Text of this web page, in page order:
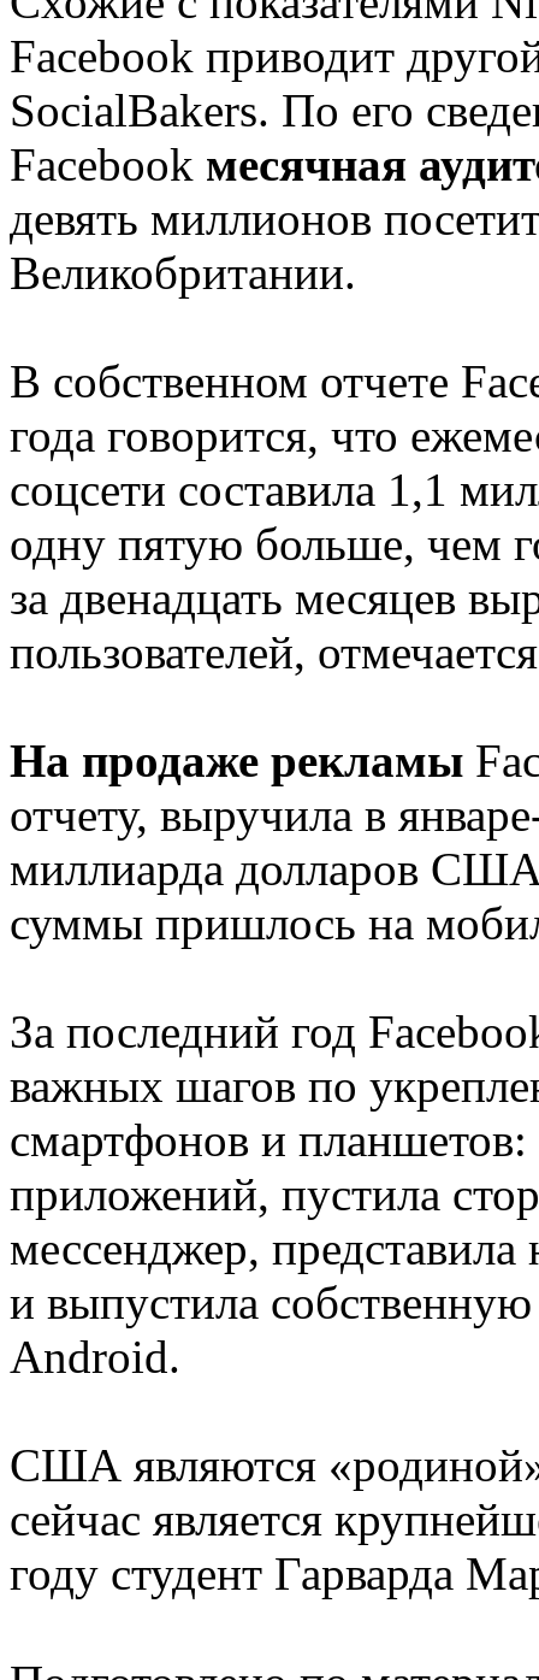
Facebook приводит
SocialBakers. По его
Facebook месячная
девять миллионов
Великобритании.
В собственном отчете
года говорится, что
соцсети составила 1,1
одну пятую больше, чем
за двенадцать месяцев
пользователей,
На продаже рекламы
отчету, выручила в
миллиарда долларов
суммы пришлось на
За последний год
важных шагов по
смартфонов и
приложений, пустила
мессенджер,
и выпустила
Android.
США являются «родиной»
сейчас является
году студент Гарварда